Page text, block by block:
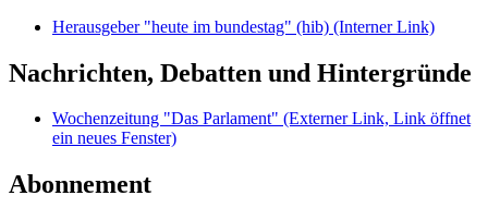
Herausgeber "heute im bundestag" (hib) (Interner Link)
Nachrichten, Debatten und Hintergründe
Wochenzeitung "Das Parlament" (Externer Link, Link öffnet
ein neues Fenster)
Abonnement